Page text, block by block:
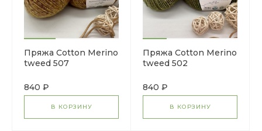
Пряжа Cotton Merino
tweed 507
840 ₽
В КОРЗИНУ
Пряжа Cotton Merino
tweed 502
840 ₽
В КОРЗИНУ